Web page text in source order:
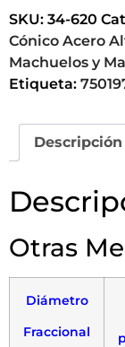
SKU: 34-620
Cónico Acero
Machuelos y
Etiqueta:
Descripción
Otras
Diámetro
Fraccional